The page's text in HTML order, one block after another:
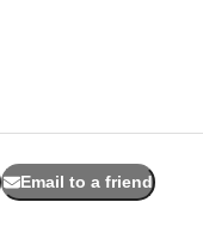
Email to a friend